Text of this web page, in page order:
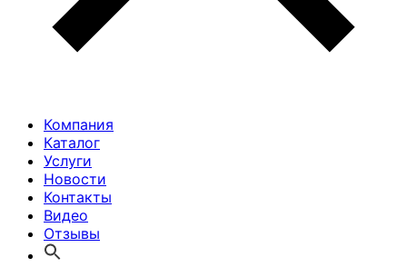
Компания
Каталог
Услуги
Новости
Контакты
Видео
Отзывы